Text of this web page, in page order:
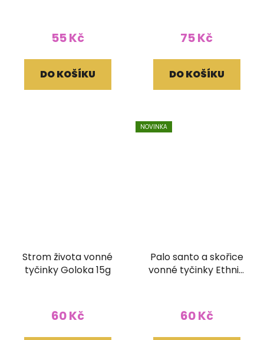
55 Kč
DO KOŠÍKU
75 Kč
DO KOŠÍKU
Strom života vonné
tyčinky Goloka 15g
60 Kč
NOVINKA
Palo santo a skořice
vonné tyčinky Ethnic
60 Kč